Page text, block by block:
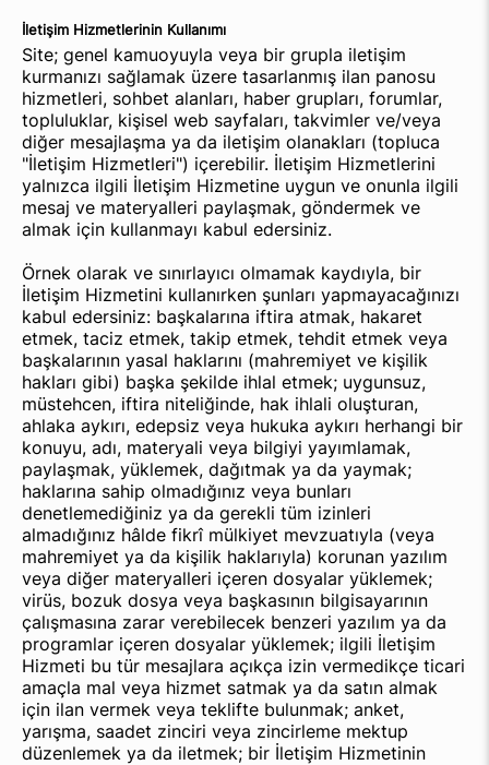
İletişim Hizmetlerinin Kullanımı
Site; genel kamuoyuyla veya bir grupla iletişim
kurmanızı sağlamak üzere tasarlanmış ilan panosu
hizmetleri, sohbet alanları, haber grupları, forumlar,
topluluklar, kişisel web sayfaları, takvimler ve/veya
diğer mesajlaşma ya da iletişim olanakları (topluca
"İletişim Hizmetleri") içerebilir. İletişim Hizmetlerini
yalnızca ilgili İletişim Hizmetine uygun ve onunla ilgili
mesaj ve materyalleri paylaşmak, göndermek ve
almak için kullanmayı kabul edersiniz.
Örnek olarak ve sınırlayıcı olmamak kaydıyla, bir
İletişim Hizmetini kullanırken şunları yapmayacağınızı
kabul edersiniz: başkalarına iftira atmak, hakaret
etmek, taciz etmek, takip etmek, tehdit etmek veya
başkalarının yasal haklarını (mahremiyet ve kişilik
hakları gibi) başka şekilde ihlal etmek; uygunsuz,
müstehcen, iftira niteliğinde, hak ihlali oluşturan,
ahlaka aykırı, edepsiz veya hukuka aykırı herhangi bir
konuyu, adı, materyali veya bilgiyi yayımlamak,
paylaşmak, yüklemek, dağıtmak ya da yaymak;
haklarına sahip olmadığınız veya bunları
denetlemediğiniz ya da gerekli tüm izinleri
almadığınız hâlde fikrî mülkiyet mevzuatıyla (veya
mahremiyet ya da kişilik haklarıyla) korunan yazılım
veya diğer materyalleri içeren dosyalar yüklemek;
virüs, bozuk dosya veya başkasının bilgisayarının
çalışmasına zarar verebilecek benzeri yazılım ya da
programlar içeren dosyalar yüklemek; ilgili İletişim
Hizmeti bu tür mesajlara açıkça izin vermedikçe ticari
amaçla mal veya hizmet satmak ya da satın almak
için ilan vermek veya teklifte bulunmak; anket,
yarışma, saadet zinciri veya zincirleme mektup
düzenlemek ya da iletmek; bir İletişim Hizmetinin